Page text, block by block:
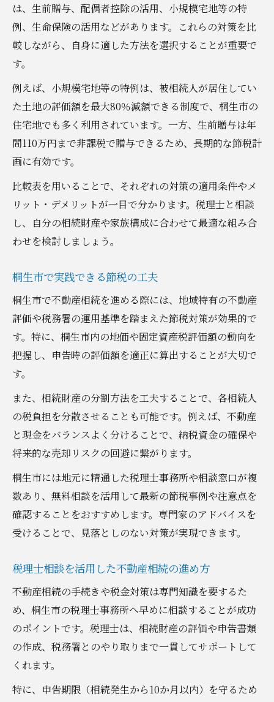
不動産相続に必要な書類一覧
手続き漏れを防ぐための不動産相続チェック法
不動産相続手続きの流れを一覧で確認
チェックリストで安心の相続を実現
不動産相続でよくあるミス事例
相続手続きのタイミングと注意点
は、生前贈与、配偶者控除の活用、小規模宅地等の特
例、生命保険の活用などがあります。これらの対策を比
較しながら、自身に適した方法を選択することが重要で
す。
例えば、小規模宅地等の特例は、被相続人が居住してい
た土地の評価額を最大80％減額できる制度で、桐生市の
住宅地でも多く利用されています。一方、生前贈与は年
間110万円まで非課税で贈与できるため、長期的な節税計
画に有効です。
比較表を用いることで、それぞれの対策の適用条件やメ
リット・デメリットが一目で分かります。税理士と相談
し、自分の相続財産や家族構成に合わせて最適な組み合
わせを検討しましょう。
桐生市で実践できる節税の工夫
桐生市で不動産相続を進める際には、地域特有の不動産
評価や税務署の運用基準を踏まえた節税対策が効果的で
す。特に、桐生市内の地価や固定資産税評価額の動向を
把握し、申告時の評価額を適正に算出することが大切で
す。
また、相続財産の分割方法を工夫することで、各相続人
の税負担を分散させることも可能です。例えば、不動産
と現金をバランスよく分けることで、納税資金の確保や
将来的な売却リスクの回避に繋がります。
桐生市には地元に精通した税理士事務所や相談窓口が複
数あり、無料相談を活用して最新の節税事例や注意点を
確認することをおすすめします。専門家のアドバイスを
受けることで、見落としのない対策が実現できます。
税理士相談を活用した不動産相続の進め方
不動産相続の手続きや税金対策は専門知識を要するた
め、桐生市の税理士事務所へ早めに相談することが成功
のポイントです。税理士は、相続財産の評価や申告書類
の作成、税務署とのやり取りまで一貫してサポートして
くれます。
特に、申告期限（相続発生から10か月以内）を守るため